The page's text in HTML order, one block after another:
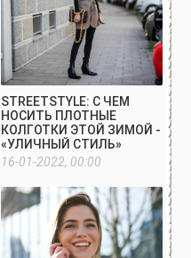
STREETSTYLE: С ЧЕМ
НОСИТЬ ПЛОТНЫЕ
КОЛГОТКИ ЭТОЙ ЗИМОЙ -
«УЛИЧНЫЙ СТИЛЬ»
16-01-2022, 00:00